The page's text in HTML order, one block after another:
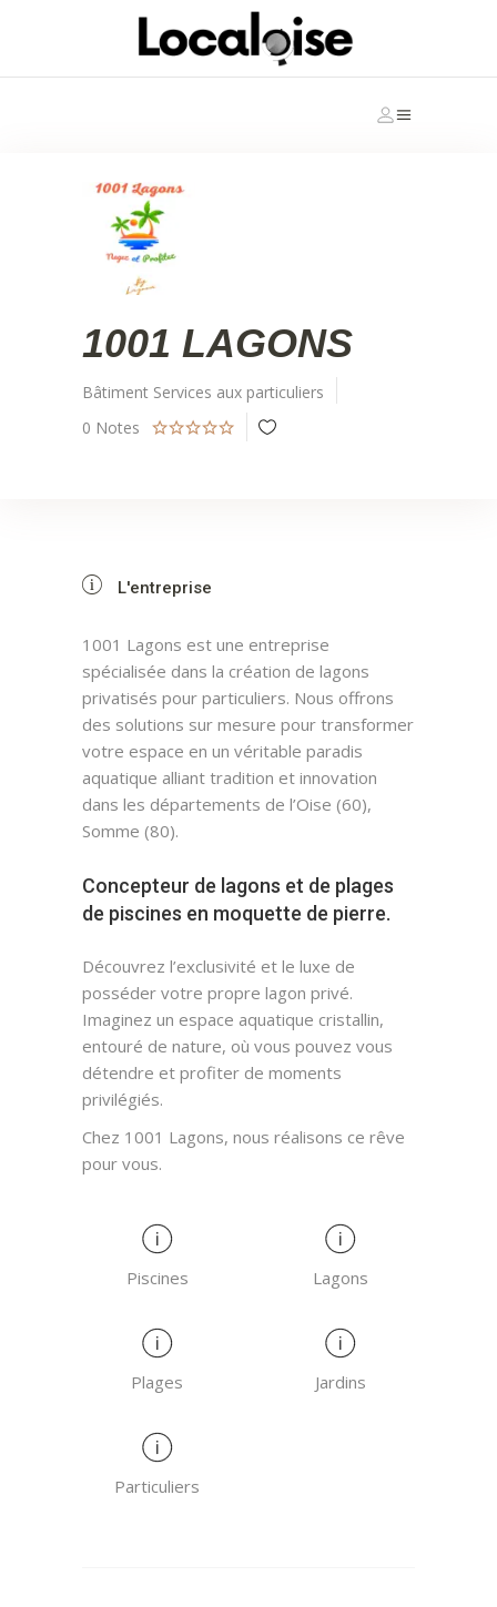
1001 LAGONS
Bâtiment Services aux particuliers
0 Notes
L'entreprise
1001 Lagons est une entreprise
spécialisée dans la création de lagons
privatisés pour particuliers. Nous offrons
des solutions sur mesure pour transformer
votre espace en un véritable paradis
aquatique alliant tradition et innovation
dans les départements de l’Oise (60),
Somme (80).
Concepteur de lagons et de plages
de piscines en moquette de pierre.
Découvrez l’exclusivité et le luxe de
posséder votre propre lagon privé.
Imaginez un espace aquatique cristallin,
entouré de nature, où vous pouvez vous
détendre et profiter de moments
privilégiés.
Chez 1001 Lagons, nous réalisons ce rêve
pour vous.
Piscines Lagons
Plages Jardins
Particuliers